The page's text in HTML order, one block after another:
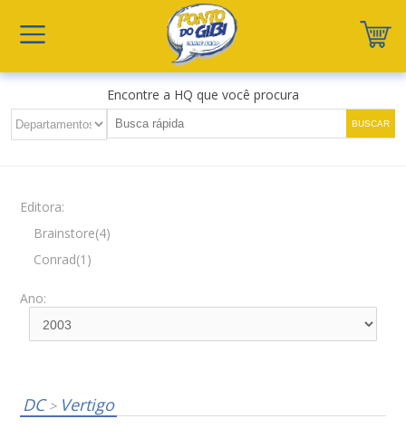
Encontre a HQ que você procura
Editora:
Brainstore(4)
Conrad(1)
Ano:
DC> Vertigo